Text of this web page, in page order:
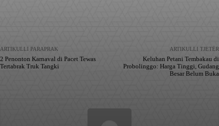
ARTIKULLI PARAPRAK
2 Penonton Karnaval di Pacet Tewas
Tertabrak Truk Tangki
ARTIKULLI TJETËR
Keluhan Petani Tembakau di
Probolinggo: Harga Tinggi, Gudang
Besar Belum Buka